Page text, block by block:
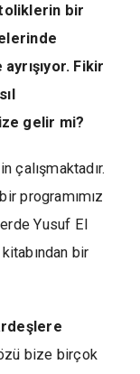
bir
Fikir
gelir mi?
çalışmaktadır.
programımız
Yusuf El
bir
bize birçok